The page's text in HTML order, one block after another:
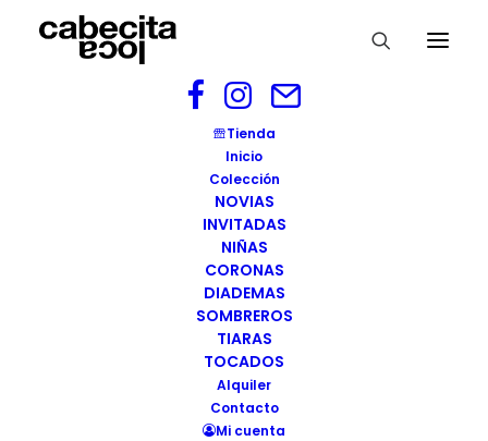
Tienda
Inicio
Colección
NOVIAS
INVITADAS
NIÑAS
CORONAS
DIADEMAS
SOMBREROS
TIARAS
TOCADOS
Alquiler
Contacto
Mi cuenta
Diadema padua negro pluma
cabecitaloca
Diadema PADUA
Diadema padua negro pluma cabecitaloca
Diadema padua negro
pluma cabecitaloca